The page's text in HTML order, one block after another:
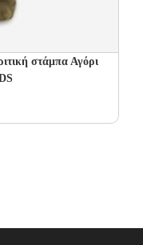
στάμπα Αγόρι